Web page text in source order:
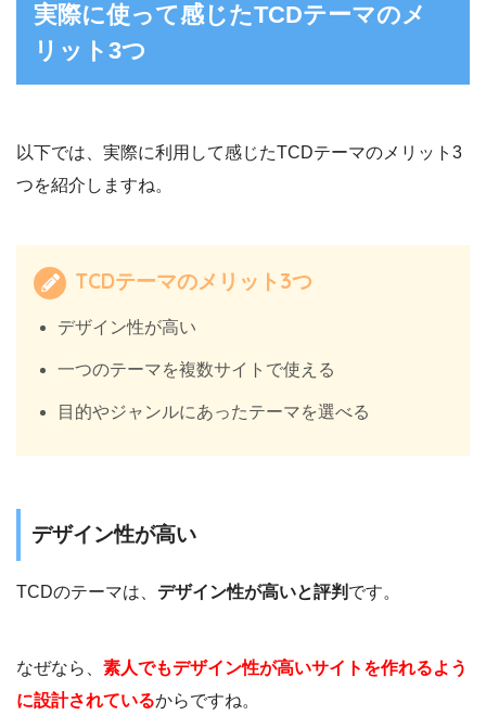
実際に使って感じたTCDテーマのメ
リット3つ
以下では、実際に利用して感じたTCDテーマのメリット3
つを紹介しますね。
TCDテーマのメリット3つ
デザイン性が高い
一つのテーマを複数サイトで使える
目的やジャンルにあったテーマを選べる
デザイン性が高い
TCDのテーマは、 デザイン性が高いと評判 です。
なぜなら、 素人でもデザイン性が高いサイトを作れるよう
に設計されているからですね。